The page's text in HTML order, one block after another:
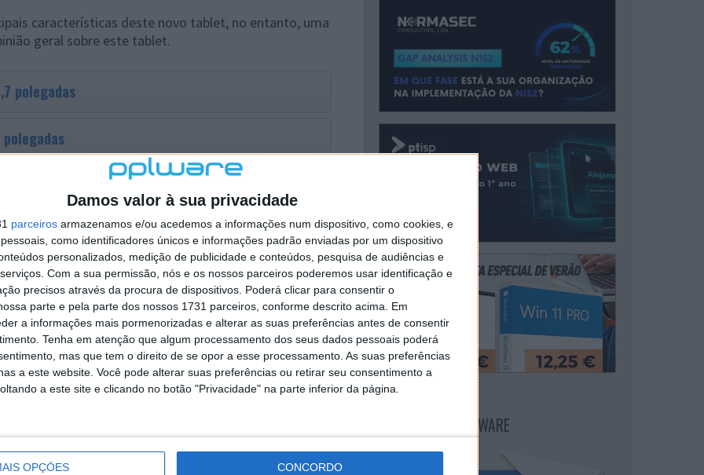
Damos valor à sua privacidade
parceiros armazenamos e/ou acedemos a informações num dispositivo, como cookies, e
como identificadores únicos e informações padrão enviadas por um dispositivo
personalizados, medição de publicidade e conteúdos, pesquisa de audiências e
Com a sua permissão, nós e os nossos parceiros poderemos usar identificação e
precisos através da procura de dispositivos. Poderá clicar para consentir o
parte e pela parte dos nossos 1731 parceiros, conforme descrito acima. Em
a informações mais pormenorizadas e alterar as suas preferências antes de consentir
Tenha em atenção que algum processamento dos seus dados pessoais poderá
mas que tem o direito de se opor a esse processamento. As suas preferências
a este website. Você pode alterar suas preferências ou retirar seu consentimento a
a este site e clicando no botão "Privacidade" na parte inferior da página.
OPÇÕES CONCORDO
características deste novo tablet, no entanto, uma
geral sobre este tablet.
polegadas
polegadas
Tab S2 já se encontradisponível em Portugal
de 8", e 500€, para o de 9,7".
tem mais de um ano
no Google Notícias
Autor: Mário Sousa
NEWSLETTER PPLWARE